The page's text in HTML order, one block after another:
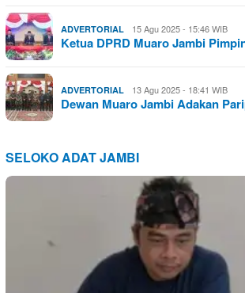
ADVERTORIAL 15 Agu 2025 - 15:46 WIB
Ketua DPRD Muaro Jambi
ADVERTORIAL 13 Agu 2025 - 18:41 WIB
Dewan Muaro Jambi Adakan
SELOKO ADAT JAMBI